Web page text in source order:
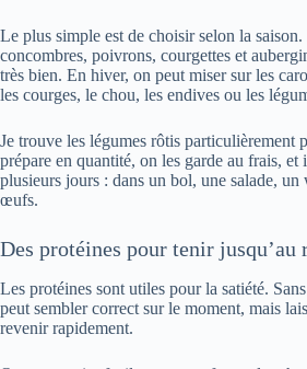
Le plus simple est de choisir selon la saison.
concombres, poivrons, courgettes et
très bien. En hiver, on peut miser sur les
les courges, le chou, les endives ou les
Je trouve les légumes rôtis particulièrement
prépare en quantité, on les garde au frais, et
plusieurs jours : dans un bol, une salade, un
œufs.
Des protéines pour tenir jusqu’au
Les protéines sont utiles pour la satiété.
peut sembler correct sur le moment, mais
revenir rapidement.